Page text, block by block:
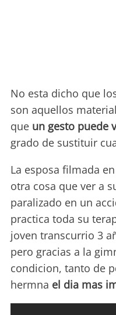
No esta dicho que
son aquellos
que un gesto puede
grado de sustituir
La esposa filmada
otra cosa que ver a
paralizado en un
practica toda su
joven transcurrio 3
pero gracias a la
condicion, tanto de
hermna el dia mas